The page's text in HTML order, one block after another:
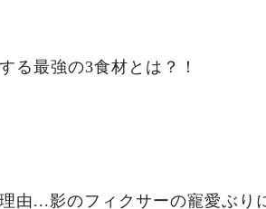
る最強の3食材とは？！
由...影のフィクサーの寵愛ぶり